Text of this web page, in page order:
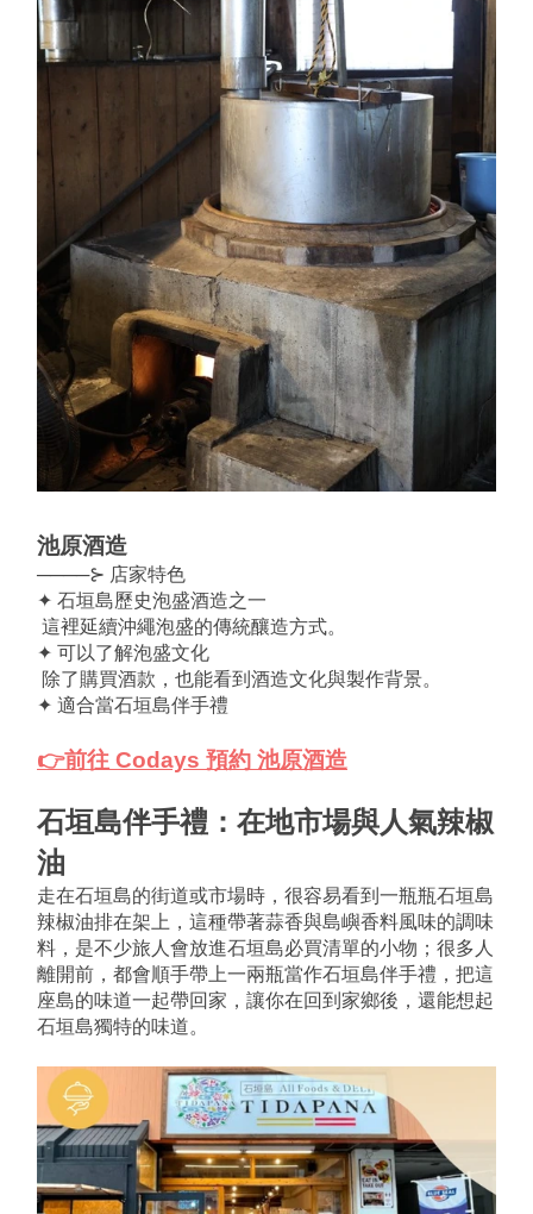
池原酒造
────⊱ 店家特色
✦ 石垣島歷史泡盛酒造之一
這裡延續沖繩泡盛的傳統釀造方式。
✦ 可以了解泡盛文化
除了購買酒款，也能看到酒造文化與製作背景。
✦ 適合當石垣島伴手禮
👉前往 Codays 預約 池原酒造
石垣島伴手禮：在地市場與人氣辣椒
油
走在石垣島的街道或市場時，很容易看到一瓶瓶石垣島
辣椒油排在架上，這種帶著蒜香與島嶼香料風味的調味
料，是不少旅人會放進石垣島必買清單的小物；很多人
離開前，都會順手帶上一兩瓶當作石垣島伴手禮，把這
座島的味道一起帶回家，讓你在回到家鄉後，還能想起
石垣島獨特的味道。